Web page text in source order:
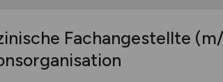
Fachangestellte